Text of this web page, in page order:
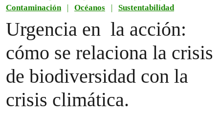
Contaminación
| Océanos | Sustentabilidad
Urgencia en la acción:
cómo se relaciona la crisis
de biodiversidad con la
crisis climática.